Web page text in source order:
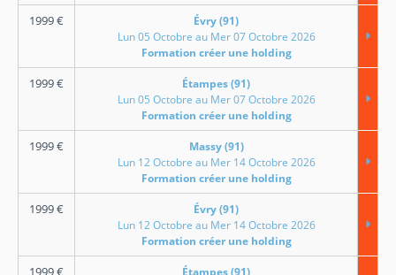
1999€
Évry (91)
Lun 05 Octobre au Mer 07 Octobre 2026
Formation créer une holding
1999€
Étampes (91)
Lun 05 Octobre au Mer 07 Octobre 2026
Formation créer une holding
1999€
Massy (91)
Lun 12 Octobre au Mer 14 Octobre 2026
Formation créer une holding
1999€
Évry (91)
Lun 12 Octobre au Mer 14 Octobre 2026
Formation créer une holding
1999€ Étampes (91)